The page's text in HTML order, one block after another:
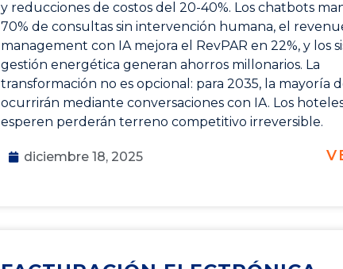
y reducciones de costos del 20-40%. Los chatbots
70% de consultas sin intervención humana, el
management con IA mejora el RevPAR en 22%, y los
gestión energética generan ahorros millonarios. La
transformación no es opcional: para 2035, la mayoría
ocurrirán mediante conversaciones con IA. Los
esperen perderán terreno competitivo irreversible.
diciembre 18, 2025